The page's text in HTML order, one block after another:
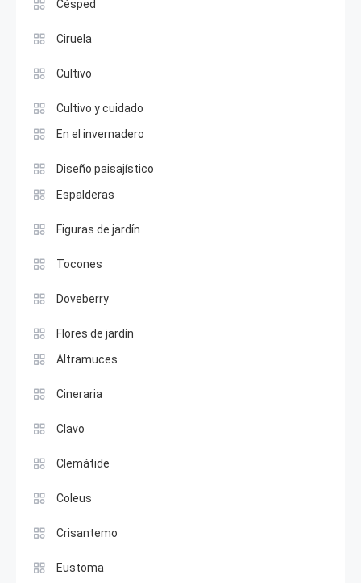
Césped
Ciruela
Cultivo
Cultivo y cuidado
En el invernadero
Diseño paisajístico
Espalderas
Figuras de jardín
Tocones
Doveberry
Flores de jardín
Altramuces
Cineraria
Clavo
Clemátide
Coleus
Crisantemo
Eustoma